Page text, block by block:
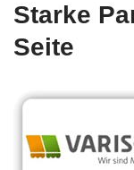
Starke
Seite